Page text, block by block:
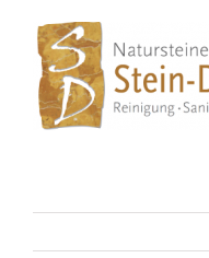
content